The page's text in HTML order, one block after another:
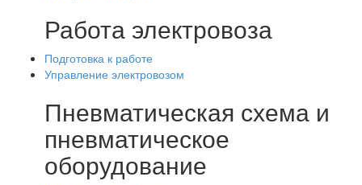
Работа электровоза
Подготовка к работе
Управление электровозом
Пневматическая схема и
пневматическое
оборудование